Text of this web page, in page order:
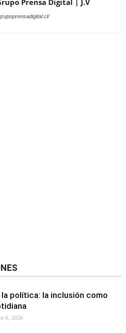
Prensa Digital | J.V
la política: la inclusión como
6, 2026